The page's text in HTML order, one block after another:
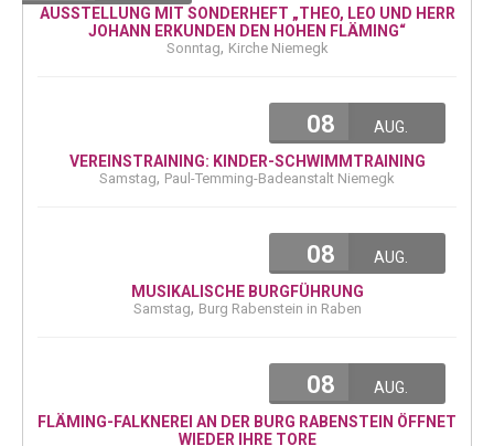
AUSSTELLUNG MIT SONDERHEFT „THEO, LEO UND HERR
JOHANN ERKUNDEN DEN HOHEN FLÄMING“
Sonntag, Kirche Niemegk
08
AUG.
VEREINSTRAINING: KINDER-SCHWIMMTRAINING
Samstag, Paul-Temming-Badeanstalt Niemegk
08
AUG.
MUSIKALISCHE BURGFÜHRUNG
Samstag, Burg Rabenstein in Raben
08
AUG.
FLÄMING-FALKNEREI AN DER BURG RABENSTEIN ÖFFNET
WIEDER IHRE TORE